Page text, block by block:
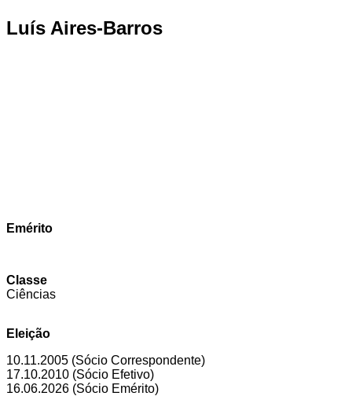
Luís Aires-Barros
Emérito
Classe
Ciências
Eleição
10.11.2005 (Sócio Correspondente)
17.10.2010 (Sócio Efetivo)
16.06.2026 (Sócio Emérito)